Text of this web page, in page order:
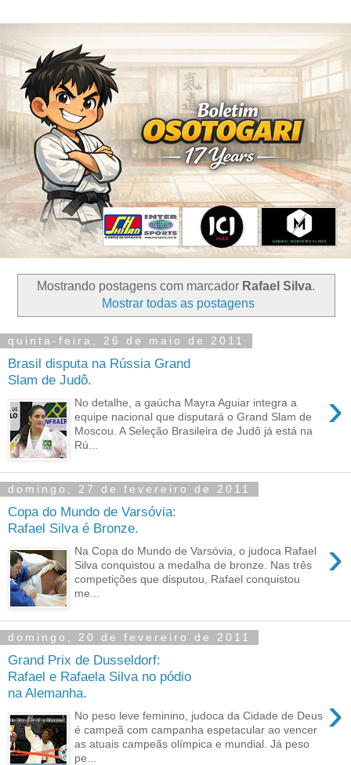
Mostrando postagens com marcador Rafael Silva.
Mostrar todas as postagens
quinta-feira, 26 de maio de 2011
Brasil disputa na Rússia Grand
Slam de Judô.
›
No detalhe, a gaúcha Mayra Aguiar integra a
equipe nacional que disputará o Grand Slam de
Moscou. A Seleção Brasileira de Judô já está na
Rú...
domingo, 27 de fevereiro de 2011
Copa do Mundo de Varsóvia:
Rafael Silva é Bronze.
›
Na Copa do Mundo de Varsóvia, o judoca Rafael
Silva conquistou a medalha de bronze. Nas três
competições que disputou, Rafael conquistou
me...
domingo, 20 de fevereiro de 2011
Grand Prix de Dusseldorf:
Rafael e Rafaela Silva no pódio
na Alemanha.
›
No peso leve feminino, judoca da Cidade de Deus
é campeã com campanha espetacular ao vencer
as atuais campeãs olímpica e mundial. Já peso
pe...